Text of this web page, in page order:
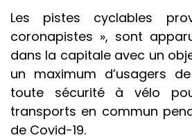
Les pistes cyclables
coronapistes », sont
dans la capitale avec un
un maximum d’usagers
toute sécurité à vélo
transports en commun
de Covid-19.